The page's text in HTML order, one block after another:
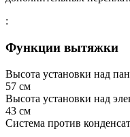
:
Функции вытяжки
Высота установки над
57 см
Высота установки над
43 см
Система против